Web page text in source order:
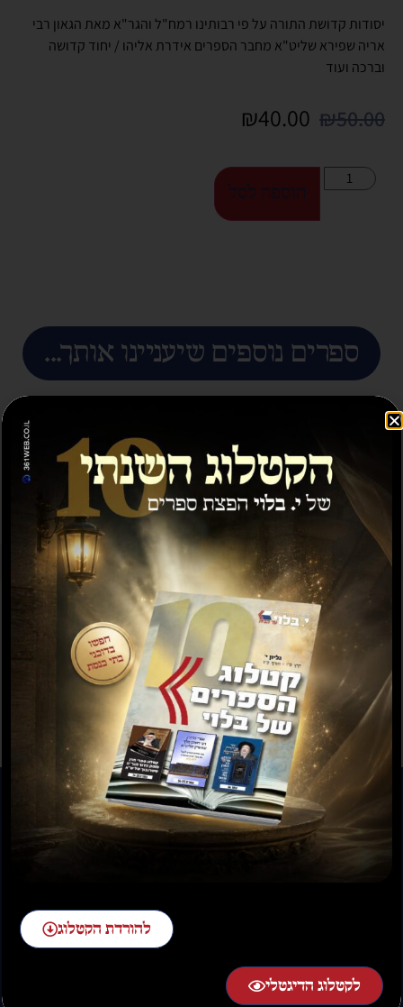
יסודות קדושת התורה על פי רבותינו רמח"ל והגר"א מאת הגאון רבי
אריה שפירא שליט"א מחבר הספרים אידרת אליהו / יחוד קדושה
וברכה ועוד
₪50.00
₪40.00
הוספה לסל
ספרים נוספים שיעניינו אותך...
תשועה ברוב יועץ
₪35.00 ₪
תשובה מאת הרב ראובן
לויכטר שליטא
20.00 – ₪30.00
להזמנות חייגו:להורדת הקטלוג
לקטלוג הדיגטלי